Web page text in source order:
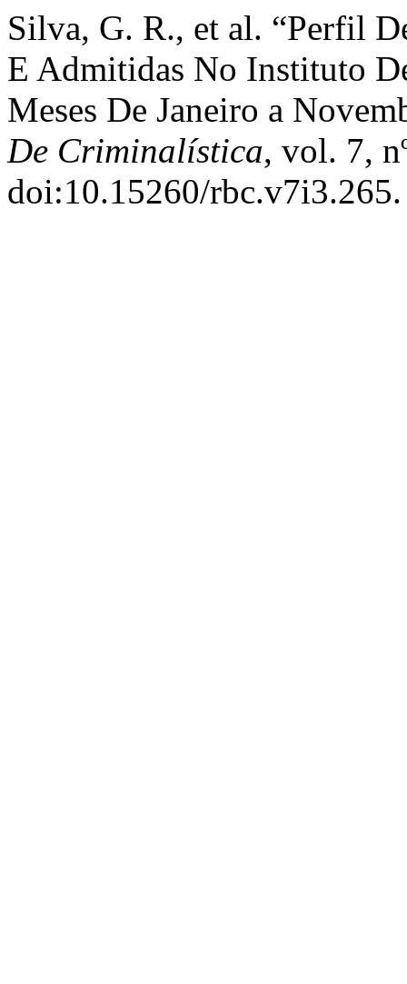
Silva, G. R., et al. “Perfil
E Admitidas No Instituto
Meses De Janeiro a
De Criminalística, vol. 7,
doi:10.15260/rbc.v7i3.265.